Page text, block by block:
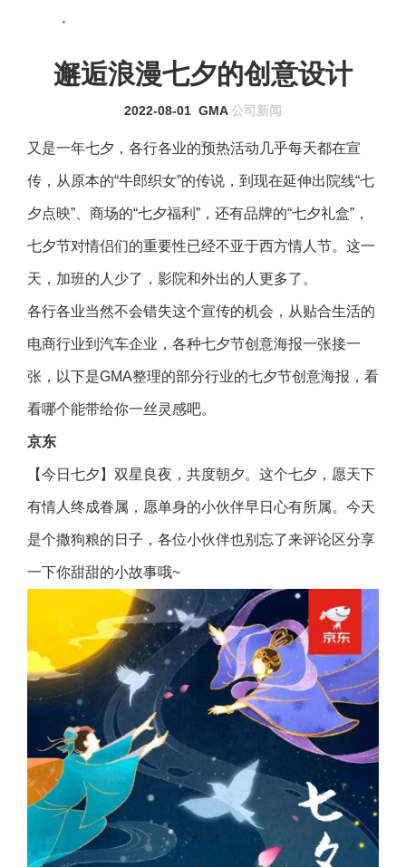
邂逅浪漫七夕的创意设计
2022-08-01 GMA 公司新闻
又是一年七夕，各行各业的预热活动几乎每天都在宣
传，从原本的“牛郎织女”的传说，到现在延伸出院线“七
夕点映”、商场的“七夕福利”，还有品牌的“七夕礼盒”，
七夕节对情侣们的重要性已经不亚于西方情人节。这一
天，加班的人少了，影院和外出的人更多了。
各行各业当然不会错失这个宣传的机会，从贴合生活的
电商行业到汽车企业，各种七夕节创意海报一张接一
张，以下是GMA整理的部分行业的七夕节创意海报，看
看哪个能带给你一丝灵感吧。
京东
【今日七夕】双星良夜，共度朝夕。这个七夕，愿天下
有情人终成眷属，愿单身的小伙伴早日心有所属。今天
是个撒狗粮的日子，各位小伙伴也别忘了来评论区分享
一下你甜甜的小故事哦~